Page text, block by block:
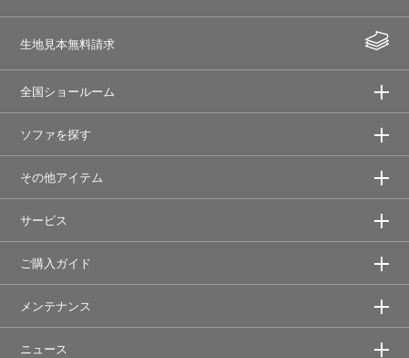
生地見本無料請求
全国ショールーム
ソファを探す
その他アイテム
サービス
ご購入ガイド
メンテナンス
ニュース